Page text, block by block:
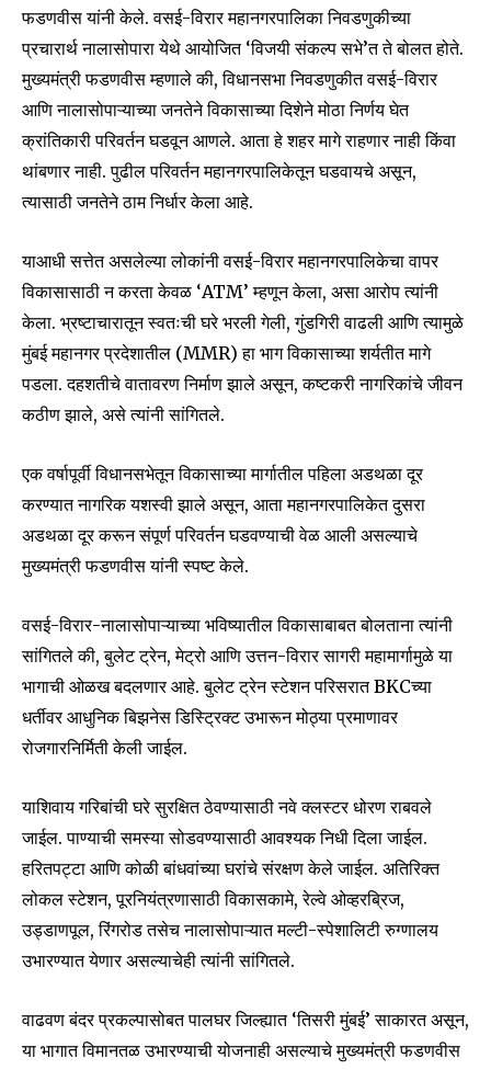
Join our community of
SUBSCRIBERS and be part of the
conversation.
To subscribe, simply enter your email address on our website
or click the subscribe button below. Don't worry, we respect
your privacy and won't spam your inbox. Your information is
safe with us.
SUBSCRIBE
फडणवीस यांनी केले. वसई-विरार महानगरपालिका निवडणुकीच्या
प्रचारार्थ नालासोपारा येथे आयोजित ‘विजयी संकल्प सभे’त ते बोलत होते.
मुख्यमंत्री फडणवीस म्हणाले की, विधानसभा निवडणुकीत वसई-विरार
आणि नालासोपाऱ्याच्या जनतेने विकासाच्या दिशेने मोठा निर्णय घेत
क्रांतिकारी परिवर्तन घडवून आणले. आता हे शहर मागे राहणार नाही किंवा
थांबणार नाही. पुढील परिवर्तन महानगरपालिकेतून घडवायचे असून,
त्यासाठी जनतेने ठाम निर्धार केला आहे.
याआधी सत्तेत असलेल्या लोकांनी वसई-विरार महानगरपालिकेचा वापर
विकासासाठी न करता केवळ ‘ATM’ म्हणून केला, असा आरोप त्यांनी
केला. भ्रष्टाचारातून स्वतःची घरे भरली गेली, गुंडगिरी वाढली आणि त्यामुळे
मुंबई महानगर प्रदेशातील (MMR) हा भाग विकासाच्या शर्यतीत मागे
पडला. दहशतीचे वातावरण निर्माण झाले असून, कष्टकरी नागरिकांचे जीवन
कठीण झाले, असे त्यांनी सांगितले.
एक वर्षापूर्वी विधानसभेतून विकासाच्या मार्गातील पहिला अडथळा दूर
करण्यात नागरिक यशस्वी झाले असून, आता महानगरपालिकेत दुसरा
अडथळा दूर करून संपूर्ण परिवर्तन घडवण्याची वेळ आली असल्याचे
मुख्यमंत्री फडणवीस यांनी स्पष्ट केले.
वसई-विरार-नालासोपाऱ्याच्या भविष्यातील विकासाबाबत बोलताना त्यांनी
सांगितले की, बुलेट ट्रेन, मेट्रो आणि उत्तन-विरार सागरी महामार्गामुळे या
भागाची ओळख बदलणार आहे. बुलेट ट्रेन स्टेशन परिसरात BKCच्या
धर्तीवर आधुनिक बिझनेस डिस्ट्रिक्ट उभारून मोठ्या प्रमाणावर
रोजगारनिर्मिती केली जाईल.
याशिवाय गरिबांची घरे सुरक्षित ठेवण्यासाठी नवे क्लस्टर धोरण राबवले
जाईल. पाण्याची समस्या सोडवण्यासाठी आवश्यक निधी दिला जाईल.
हरितपट्टा आणि कोळी बांधवांच्या घरांचे संरक्षण केले जाईल. अतिरिक्त
लोकल स्टेशन, पूरनियंत्रणासाठी विकासकामे, रेल्वे ओव्हरब्रिज,
उड्डाणपूल, रिंगरोड तसेच नालासोपाऱ्यात मल्टी-स्पेशालिटी रुग्णालय
उभारण्यात येणार असल्याचेही त्यांनी सांगितले.
वाढवण बंदर प्रकल्पासोबत पालघर जिल्ह्यात ‘तिसरी मुंबई’ साकारत असून,
या भागात विमानतळ उभारण्याची योजनाही असल्याचे मुख्यमंत्री फडणवीस